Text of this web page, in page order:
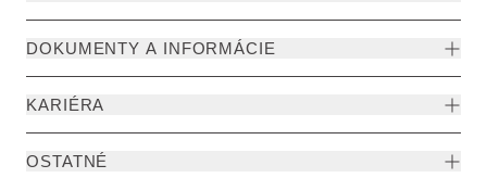
DOKUMENTY A INFORMÁCIE
KARIÉRA
OSTATNÉ